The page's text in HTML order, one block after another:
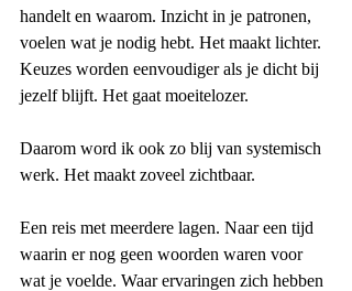
handelt en waarom. Inzicht in je patronen,
voelen wat je nodig hebt. Het maakt lichter.
Keuzes worden eenvoudiger als je dicht bij
jezelf blijft. Het gaat moeitelozer.
Daarom word ik ook zo blij van systemisch
werk. Het maakt zoveel zichtbaar.
Een reis met meerdere lagen. Naar een tijd
waarin er nog geen woorden waren voor
wat je voelde. Waar ervaringen zich hebben